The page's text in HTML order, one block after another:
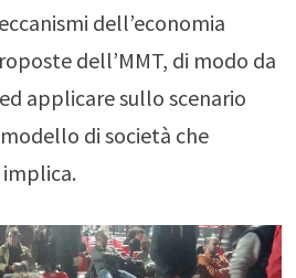
dell’economia
dell’MMT, di modo da
applicare sullo scenario
di società che
implica.